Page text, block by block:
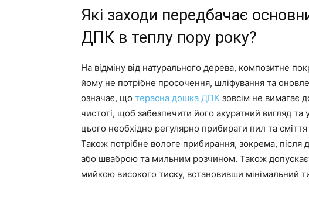
Які заходи передбачає
ДПК в теплу пору року?
На відміну від натурального дерева, композитне
йому не потрібне просочення, шліфування та
означає, що терасна дошка ДПК зовсім не вимагає
чистоті, щоб забезпечити його акуратний вигляд
цього необхідно регулярно прибирати пил та
Також потрібне вологе прибирання, зокрема,
або шваброю та мильним розчином. Також
мийкою високого тиску, встановивши мінімальний